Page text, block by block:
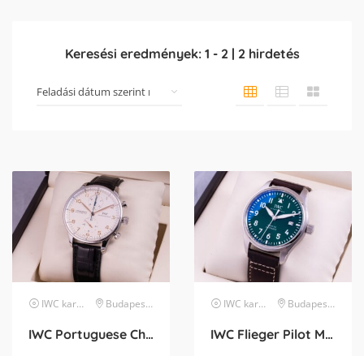
Keresési eredmények: 1 - 2 | 2 hirdetés
IWC karóra Budapest XIII. kerület
IWC Portuguese Chronograph
IWC karóra Budapest XIII. kerület
IWC Flieger Pilot Mark XX